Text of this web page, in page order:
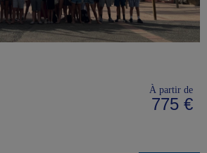
À partir de
775 €